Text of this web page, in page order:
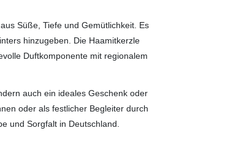
Süße, Tiefe und Gemütlichkeit. Es
hinzugeben. Die Haamitkerzle
Duftkomponente mit regionalem
auch ein ideales Geschenk oder
oder als festlicher Begleiter durch
und Sorgfalt in Deutschland.